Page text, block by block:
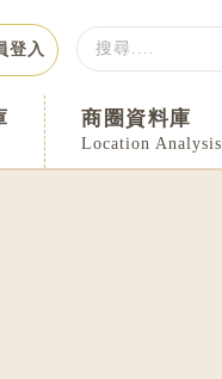
登入
Search
...
商圈資料庫
Location Analysis